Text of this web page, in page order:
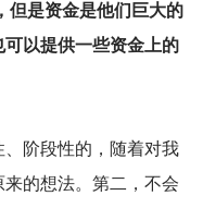
但是资金是他们巨大的
以提供一些资金上的
阶段性的，随着对我
的想法。第二，不会